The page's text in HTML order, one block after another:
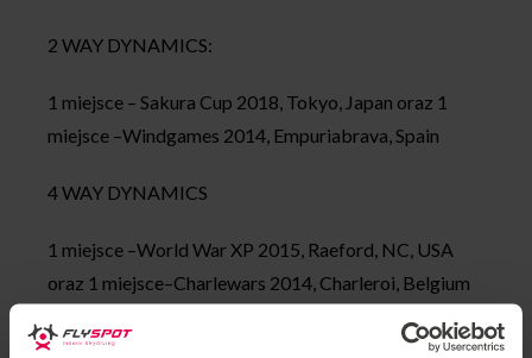
2 WAY DYNAMICS:
1 miejsce – Sakura Cup 2018, Tokyo, Japan oraz 1
miejsce –Windgames 2014, Empuriabrava, Spain
4 WAY DYNAMICS
1 miejsce –World War XP 2015, Raeford, NC, USA
oraz 1 miejsce–Charlewars 2014, Charleroi, Belgium
2 miejsce –Knights of Prague 2013, Czech Republic